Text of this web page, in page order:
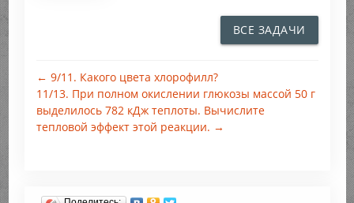
ВСЕ ЗАДАЧИ
← 9/11. Какого цвета хлорофилл?
11/13. При полном окислении глюкозы массой 50 г
выделилось 782 кДж теплоты. Вычислите
тепловой эффект этой реакции. →